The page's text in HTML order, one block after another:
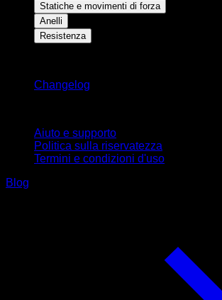
Statiche e movimenti di forza
Anelli
Resistenza
Changelog
Aiuto e supporto
Politica sulla riservatezza
Termini e condizioni d'uso
Blog